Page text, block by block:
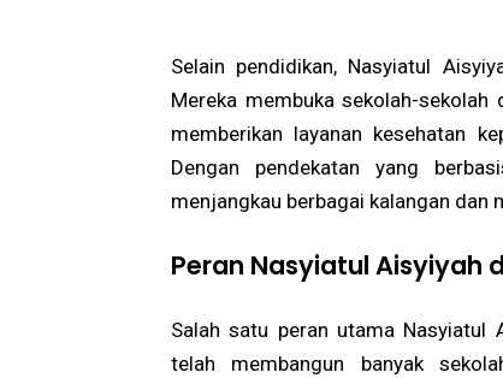
Selain pendidikan, Nasyiatul
Mereka membuka sekolah-
memberikan layanan kesehatan
Dengan pendekatan yang
menjangkau berbagai kalangan
Peran Nasyiatul Aisyiyah
Salah satu peran utama Nasyiatul
telah membangun banyak